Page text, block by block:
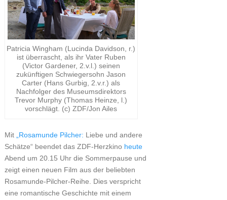
Patricia Wingham (Lucinda Davidson, r.)
ist überrascht, als ihr Vater Ruben
(Victor Gardener, 2.v.l.) seinen
zukünftigen Schwiegersohn Jason
Carter (Hans Gurbig, 2.v.r.) als
Nachfolger des Museumsdirektors
Trevor Murphy (Thomas Heinze, l.)
vorschlägt. (c) ZDF/Jon Ailes
Mit „Rosamunde Pilcher: Liebe und andere
Schätze“ beendet das ZDF-Herzkino heute
Abend um 20.15 Uhr die Sommerpause und
zeigt einen neuen Film aus der beliebten
Rosamunde-Pilcher-Reihe. Dies verspricht
eine romantische Geschichte mit einem